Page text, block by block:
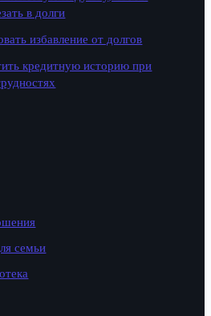
в долги
избавление от долгов
кредитную историю при
семьи